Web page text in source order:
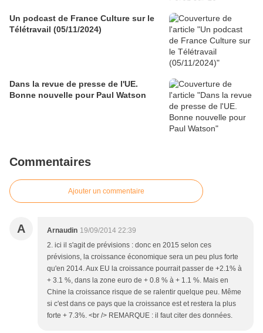
Un podcast de France Culture sur le
Télétravail (05/11/2024)
Dans la revue de presse de l'UE.
Bonne nouvelle pour Paul Watson
Commentaires
Ajouter un commentaire
A Arnaudin 19/09/2014 22:39
2. ici il s'agit de prévisions : donc en 2015 selon ces
prévisions, la croissance économique sera un peu plus forte
qu'en 2014. Aux EU la croissance pourrait passer de +2.1% à
+ 3.1 %, dans la zone euro de + 0.8 % à + 1.1 %. Mais en
Chine la croissance risque de se ralentir quelque peu. Même
si c'est dans ce pays que la croissance est et restera la plus
forte + 7.3%. <br /> REMARQUE : il faut citer des données.